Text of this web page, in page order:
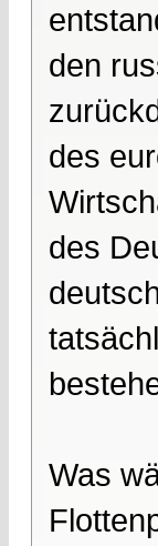
den
des
des
Was